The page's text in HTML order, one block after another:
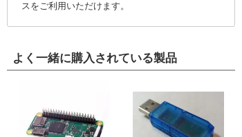
スをご利用いただけます。
よく一緒に購入されている製品